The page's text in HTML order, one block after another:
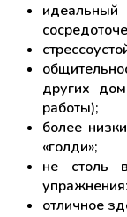
других
работы);
более
«голди»;
не столь
отличное